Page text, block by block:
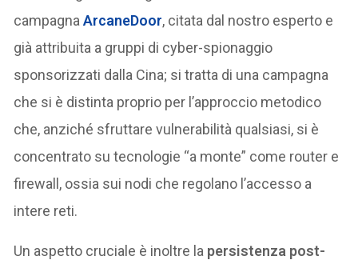
campagnaArcaneDoor, citata dal nostro esperto e
già attribuita a gruppi di cyber-spionaggio
sponsorizzati dalla Cina; si tratta di una campagna
che si è distinta proprio per l’approccio metodico
che, anziché sfruttare vulnerabilità qualsiasi, si è
concentrato su tecnologie “a monte” come router e
firewall, ossia sui nodi che regolano l’accesso a
intere reti.
Un aspetto cruciale è inoltre la persistenza post-